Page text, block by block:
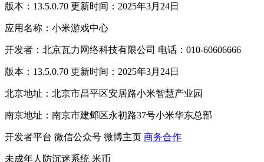
版本：13.5.0.70 更新时间：2025年3月24日
应用名称：小米游戏中心
开发者：北京瓦力网络科技有限公司 电话：010-60606666
版本：13.5.0.70 更新时间：2025年3月24日
北京地址：北京市昌平区安居路小米智慧产业园
南京地址：南京市建邺区永初路37号小米华东总部
开发者平台 微信公众号 微博主页 商务合作
未成年人防沉迷系统 米币